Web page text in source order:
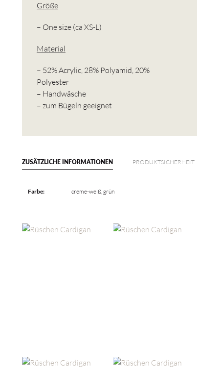
Größe
– One size (ca XS-L)
Material
– 52% Acrylic, 28% Polyamid, 20%
Polyester
– Handwäsche
– zum Bügeln geeignet
ZUSÄTZLICHE INFORMATIONEN PRODUKTSICHERHEIT
Farbe: creme-weiß, grün